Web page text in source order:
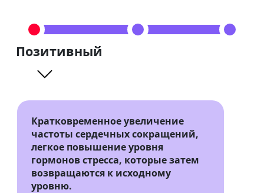
Позитивный
Кратковременное увеличение
частоты сердечных сокращений,
легкое повышение уровня
гормонов стресса, которые затем
возвращаются к исходному
уровню.